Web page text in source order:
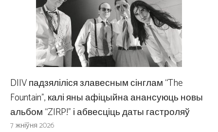
DIIV падзяліліся злавесным сінглам “The
Fountain”, калі яны афіцыйна анансуюць новы
альбом “ZIRP!” і абвесціць даты гастроляў
7 жніўня 2026